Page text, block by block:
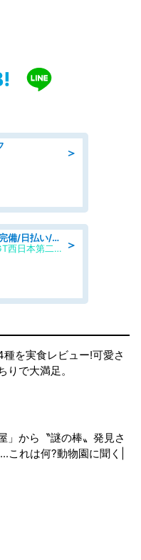
＞
＞
自動車製品の加工・運搬/寮完備/日払い/工場・製造
UTエージェント株式会社AGT西日本第二CU
を実食レビュー!可愛さ
りで大満足。
」から〝謎の棒〟発見さ
これは何?動物園に聞く|